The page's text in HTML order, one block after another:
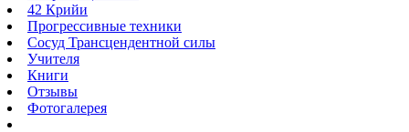
42 Крийи
Прогрессивные техники
Сосуд Трансцендентной силы
Учителя
Книги
Отзывы
Фотогалерея